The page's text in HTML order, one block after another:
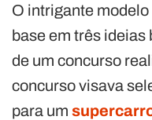
O intrigante
base em três
de um concurso
concurso visava
para um